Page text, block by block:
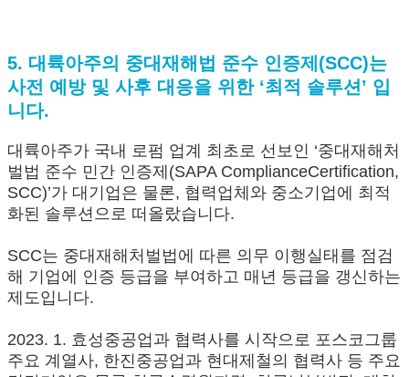
5. 대륙아주의 중대재해법 준수 인증제(SCC)는
사전 예방 및 사후 대응을 위한 ‘최적 솔루션’ 입
니다.
대륙아주가 국내 로펌 업계 최초로 선보인 ‘중대재해처
벌법 준수 민간 인증제(SAPA ComplianceCertification,
SCC)’가 대기업은 물론, 협력업체와 중소기업에 최적
화된 솔루션으로 떠올랐습니다.
SCC는 중대재해처벌법에 따른 의무 이행실태를 점검
해 기업에 인증 등급을 부여하고 매년 등급을 갱신하는
제도입니다.
2023. 1. 효성중공업과 협력사를 시작으로 포스코그룹
주요 계열사, 한진중공업과 현대제철의 협력사 등 주요